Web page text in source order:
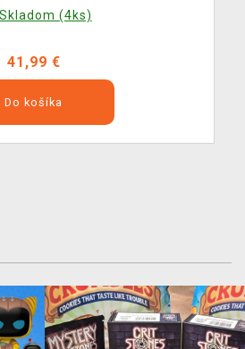
Skladom (4ks)
41,99 €
Do košíka